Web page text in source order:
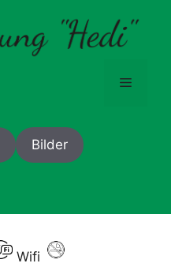
Menü
Bilder
Wifi